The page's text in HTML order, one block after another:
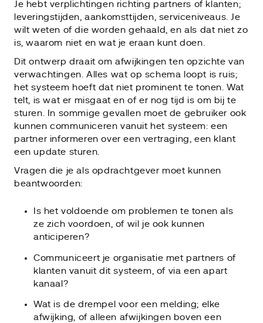
Je hebt verplichtingen richting partners of klanten;
leveringstijden, aankomsttijden, serviceniveaus. Je
wilt weten of die worden gehaald, en als dat niet zo
is, waarom niet en wat je eraan kunt doen.
Dit ontwerp draait om afwijkingen ten opzichte van
verwachtingen. Alles wat op schema loopt is ruis;
het systeem hoeft dat niet prominent te tonen. Wat
telt, is wat er misgaat en of er nog tijd is om bij te
sturen. In sommige gevallen moet de gebruiker ook
kunnen communiceren vanuit het systeem: een
partner informeren over een vertraging, een klant
een update sturen.
Vragen die je als opdrachtgever moet kunnen
beantwoorden:
Is het voldoende om problemen te tonen als
ze zich voordoen, of wil je ook kunnen
anticiperen?
Communiceert je organisatie met partners of
klanten vanuit dit systeem, of via een apart
kanaal?
Wat is de drempel voor een melding; elke
afwijking, of alleen afwijkingen boven een